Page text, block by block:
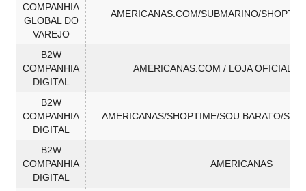
COMPANHIA
GLOBAL DO
VAREJO
AMERICANAS.COM/SUBMARINO/
B2W
COMPANHIA
DIGITAL
AMERICANAS.COM / LOJA OFICIAL
B2W
COMPANHIA
DIGITAL
AMERICANAS/SHOPTIME/SOU BARATO/
B2W
COMPANHIA
DIGITAL
AMERICANAS